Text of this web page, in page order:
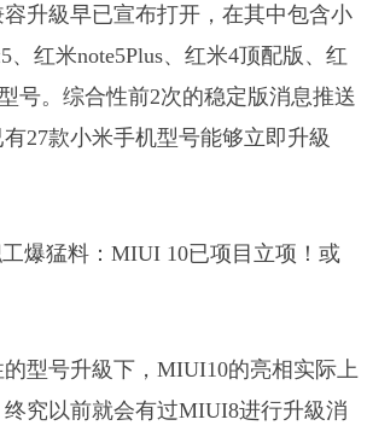
升級早已宣布打开，在其中包含小
、红米note5Plus、红米4顶配版、红
号。综合性前2次的稳定版消息推送
27款小米手机型号能够立即升級
型号升級下，MIUI10的亮相实际上
究以前就会有过MIUI8进行升級消